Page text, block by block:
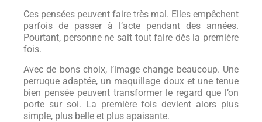
Ces pensées peuvent faire très mal. Elles empêchent
parfois de passer à l’acte pendant des années.
Pourtant, personne ne sait tout faire dès la première
fois.
Avec de bons choix, l’image change beaucoup. Une
perruque adaptée, un maquillage doux et une tenue
bien pensée peuvent transformer le regard que l’on
porte sur soi. La première fois devient alors plus
simple, plus belle et plus apaisante.